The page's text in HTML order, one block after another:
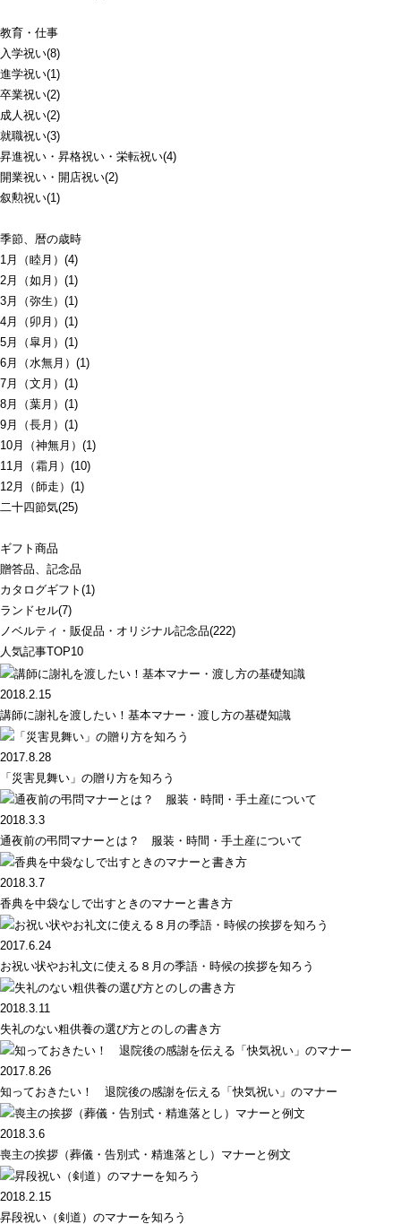
教育・仕事
入学祝い(8)
進学祝い(1)
卒業祝い(2)
成人祝い(2)
就職祝い(3)
昇進祝い・昇格祝い・栄転祝い(4)
開業祝い・開店祝い(2)
叙勲祝い(1)
季節、暦の歳時
1月（睦月）(4)
2月（如月）(1)
3月（弥生）(1)
4月（卯月）(1)
5月（皐月）(1)
6月（水無月）(1)
7月（文月）(1)
8月（葉月）(1)
9月（長月）(1)
10月（神無月）(1)
11月（霜月）(10)
12月（師走）(1)
二十四節気(25)
ギフト商品
贈答品、記念品
カタログギフト(1)
ランドセル(7)
ノベルティ・販促品・オリジナル記念品(222)
人気記事TOP10
2018.2.15
講師に謝礼を渡したい！基本マナー・渡し方の基礎知識
2017.8.28
「災害見舞い」の贈り方を知ろう
2018.3.3
通夜前の弔問マナーとは？ 服装・時間・手土産について
2018.3.7
香典を中袋なしで出すときのマナーと書き方
2017.6.24
お祝い状やお礼文に使える８月の季語・時候の挨拶を知ろう
2018.3.11
失礼のない粗供養の選び方とのしの書き方
2017.8.26
知っておきたい！ 退院後の感謝を伝える「快気祝い」のマナー
2018.3.6
喪主の挨拶（葬儀・告別式・精進落とし）マナーと例文
2018.2.15
昇段祝い（剣道）のマナーを知ろう